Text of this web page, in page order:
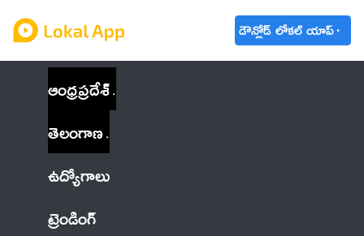
డౌన్లోడ్ లోకల్ యాప్
ఆంధ్రప్రదేశ్
తెలంగాణ
ఉద్యోగాలు
ట్రెండింగ్